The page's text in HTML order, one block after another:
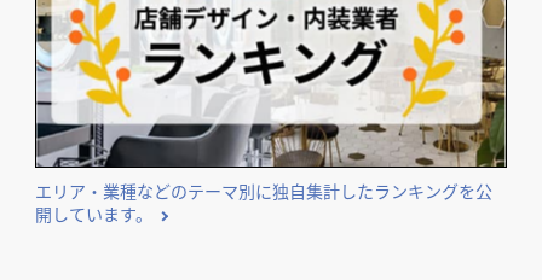
エリア・業種などのテーマ別に独自集計したランキングを公
開しています。